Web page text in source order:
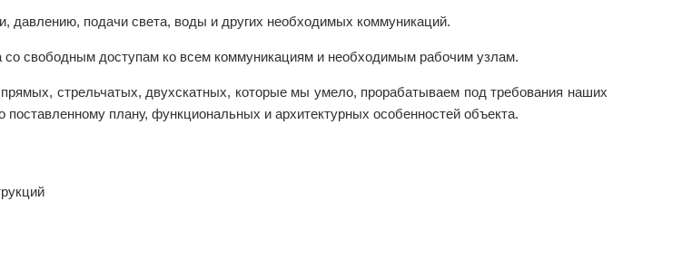
подачи света, воды и других необходимых коммуникаций.
свободным доступам ко всем коммуникациям и необходимым рабочим узлам.
стрельчатых, двухскатных, которые мы умело, прорабатываем под требования наших
плану, функциональных и архитектурных особенностей объекта.